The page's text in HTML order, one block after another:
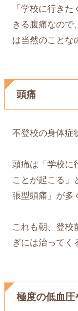
「学校に行き
きる腹痛なので
は当然のことな
頭痛
不登校の身体症
頭痛は「学校に
ことが起こる」
張型頭痛」が多
これも朝、登校
ぎには治ってく
極度の低血圧